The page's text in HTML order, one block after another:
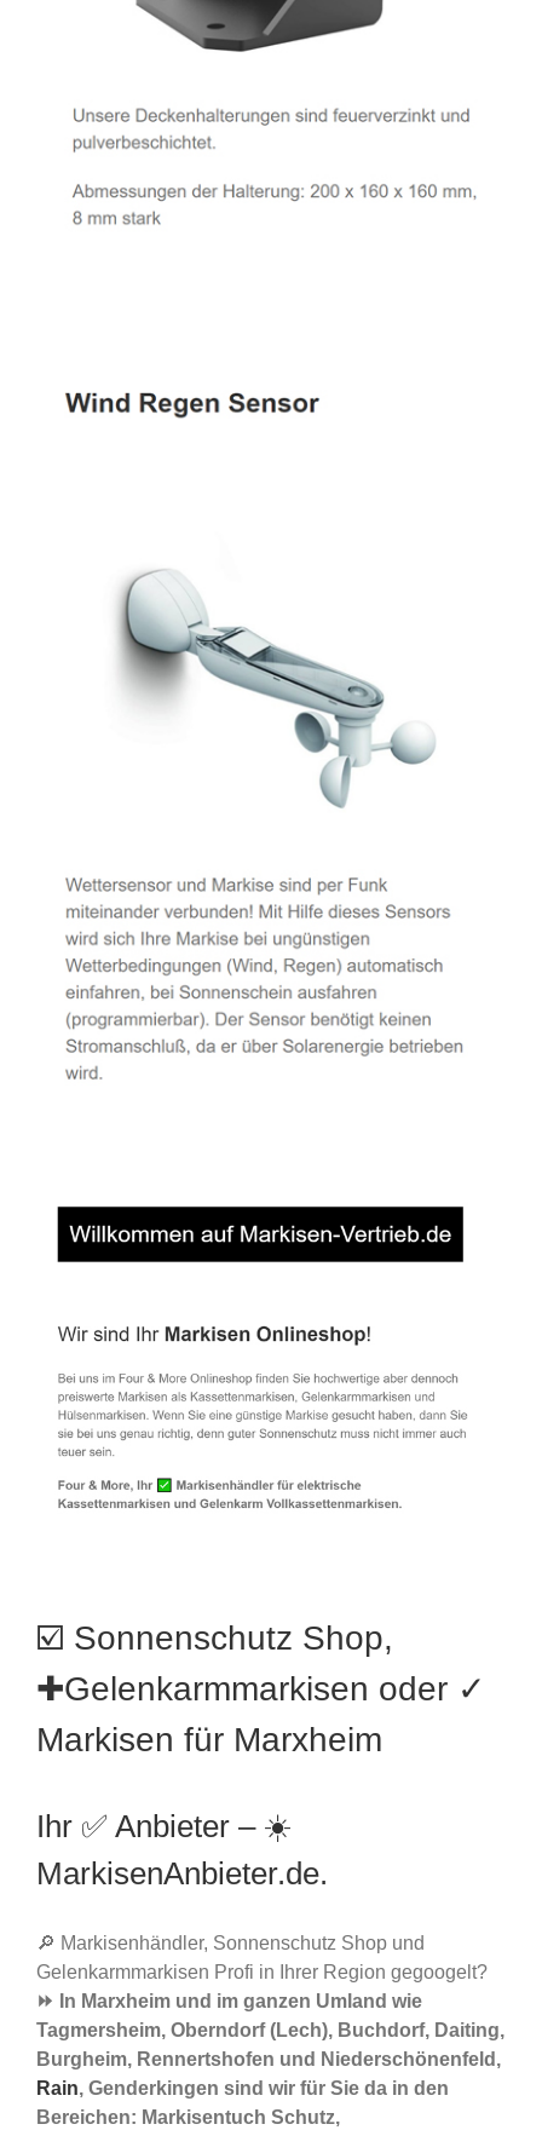
☑️ Sonnenschutz Shop,
✚Gelenkarmmarkisen oder ✓
Markisen für Marxheim
Ihr ✅ Anbieter – ☀️
MarkisenAnbieter.de.
🔎 Markisenhändler, Sonnenschutz Shop und
Gelenkarmmarkisen Profi in Ihrer Region gegoogelt?
⏩ In Marxheim und im ganzen Umland wie
Tagmersheim, Oberndorf (Lech), Buchdorf, Daiting,
Burgheim, Rennertshofen und Niederschönenfeld,
Rain, Genderkingen sind wir für Sie da in den
Bereichen: Markisentuch Schutz,